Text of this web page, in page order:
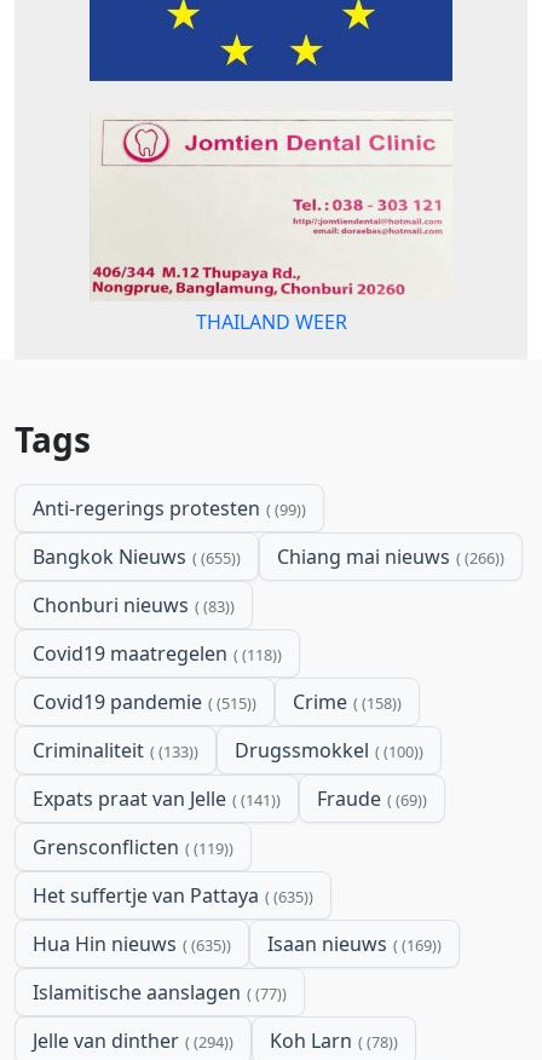
THAILAND WEER
Tags
Anti-regerings protesten (99)
Bangkok Nieuws (655) Chiang mai nieuws (266)
Chonburi nieuws (83)
Covid19 maatregelen (118)
Covid19 pandemie (515) Crime (158)
Criminaliteit (133) Drugssmokkel (100)
Expats praat van Jelle (141) Fraude (69)
Grensconflicten (119)
Het suffertje van Pattaya (635)
Hua Hin nieuws (635) Isaan nieuws (169)
Islamitische aanslagen (77)
Jelle van dinther (294) Koh Larn (78)